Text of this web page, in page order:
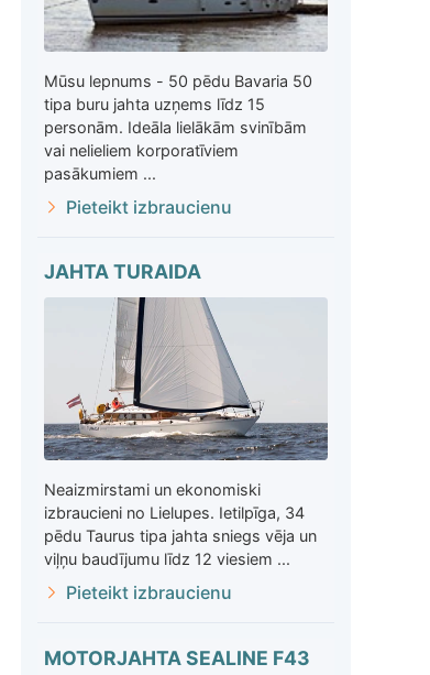
Mūsu lepnums - 50 pēdu Bavaria 50
tipa buru jahta uzņems līdz 15
personām. Ideāla lielākām svinībām
vai nelieliem korporatīviem
pasākumiem ...
Pieteikt izbraucienu
JAHTA TURAIDA
Neaizmirstami un ekonomiski
izbraucieni no Lielupes. Ietilpīga, 34
pēdu Taurus tipa jahta sniegs vēja un
viļņu baudījumu līdz 12 viesiem ...
Pieteikt izbraucienu
MOTORJAHTA SEALINE F43